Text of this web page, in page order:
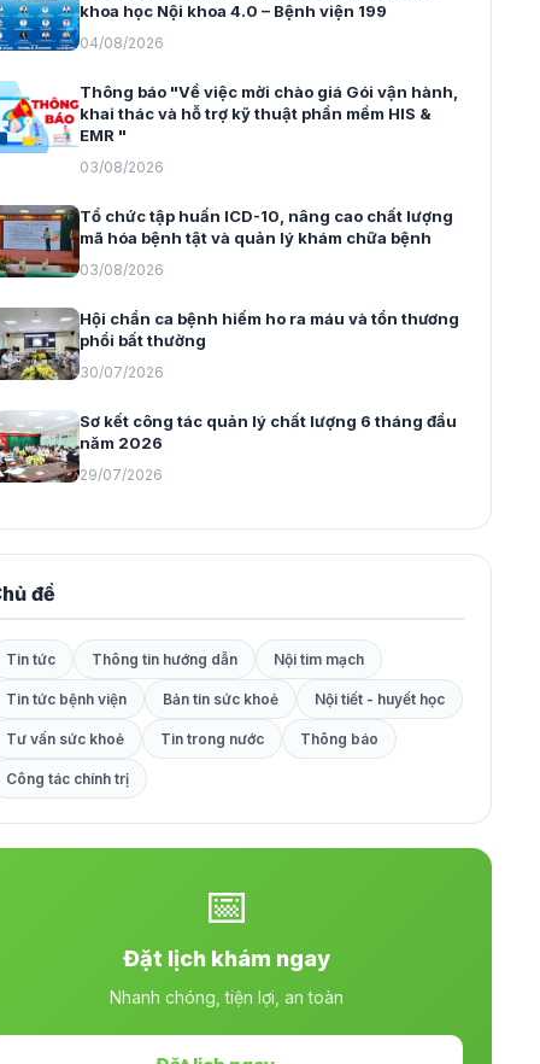
khoa học Nội khoa 4.0 – Bệnh viện 199
04/08/2026
Thông báo "Về việc mời chào giá Gói vận hành,
khai thác và hỗ trợ kỹ thuật phần mềm HIS &
EMR "
03/08/2026
Tổ chức tập huấn ICD-10, nâng cao chất lượng
mã hóa bệnh tật và quản lý khám chữa bệnh
03/08/2026
Hội chẩn ca bệnh hiếm ho ra máu và tổn thương
phổi bất thường
30/07/2026
Sơ kết công tác quản lý chất lượng 6 tháng đầu
năm 2026
29/07/2026
đề
Tin tức Thông tin hướng dẫn Nội tim mạch
Tin tức bệnh viện Bản tin sức khoẻ Nội tiết - huyết học
Tư vấn sức khoẻ Tin trong nước Thông báo
Công tác chính trị
📅
Đặt lịch khám ngay
Nhanh chóng, tiện lợi, an toàn